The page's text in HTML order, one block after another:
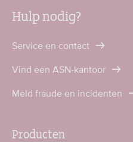
Hulp nodig?
Service en contact
Vind een ASN-kantoor
Meld fraude en incidenten
Producten